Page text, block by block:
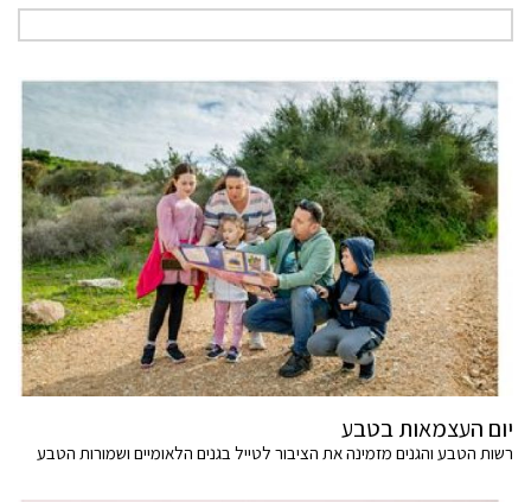
יום העצמאות בטבע
רשות הטבע והגנים מזמינה את הציבור לטייל בגנים הלאומיים ושמורות הטבע